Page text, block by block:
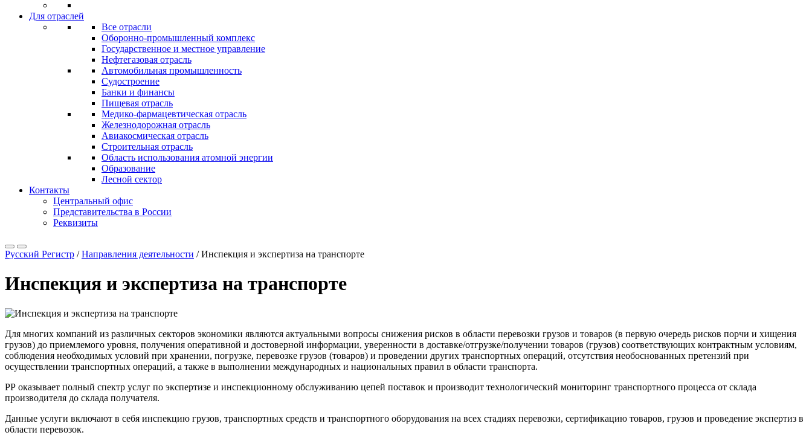
Для отраслей
Все отрасли
Оборонно‐промышленный комплекс
Государственное и местное управление
Нефтегазовая отрасль
Автомобильная промышленность
Судостроение
Банки и финансы
Пищевая отрасль
Медико-фармацевтическая отрасль
Железнодорожная отрасль
Авиакосмическая отрасль
Строительная отрасль
Область использования атомной энергии
Образование
Лесной сектор
Контакты
Центральный офис
Представительства в России
Реквизиты
Русский Регистр /Направления деятельности /Инспекция и экспертиза на транспорте
Инспекция и экспертиза на транспорте
Для многих компаний из различных секторов экономики являются актуальными вопросы снижения рисков в области перевозки грузов и товаров (в первую очередь рисков порчи и хищения
грузов) до приемлемого уровня, получения оперативной и достоверной информации, уверенности в доставке/отгрузке/получении товаров (грузов) соответствующих контрактным условиям,
соблюдения необходимых условий при хранении, погрузке, перевозке грузов (товаров) и проведении других транспортных операций, отсутствия необоснованных претензий при
осуществлении транспортных операций, а также в выполнении международных и национальных правил в области транспорта.
РР оказывает полный спектр услуг по экспертизе и инспекционному обслуживанию цепей поставок и производит технологический мониторинг транспортного процесса от склада
производителя до склада получателя.
Данные услуги включают в себя инспекцию грузов, транспортных средств и транспортного оборудования на всех стадиях перевозки, сертификацию товаров, грузов и проведение экспертиз в
области перевозок.